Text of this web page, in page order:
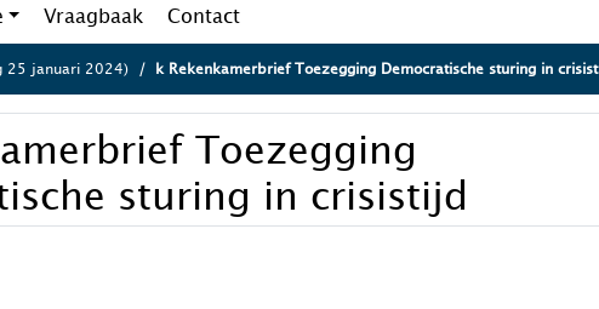
Vraagbaak Contact
25 januari 2024) k Rekenkamerbrief Toezegging Democratische sturing in crisistijd
Toezegging
sturing in crisistijd